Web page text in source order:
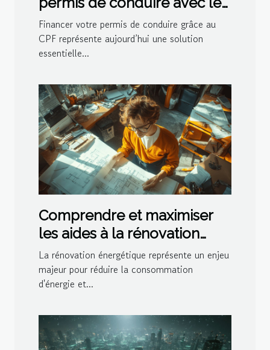
CPF
Financer votre permis de conduire grâce au
CPF représente aujourd’hui une solution
essentielle...
Comprendre et maximiser
les aides à la rénovation
énergétique
La rénovation énergétique représente un enjeu
majeur pour réduire la consommation
d'énergie et...